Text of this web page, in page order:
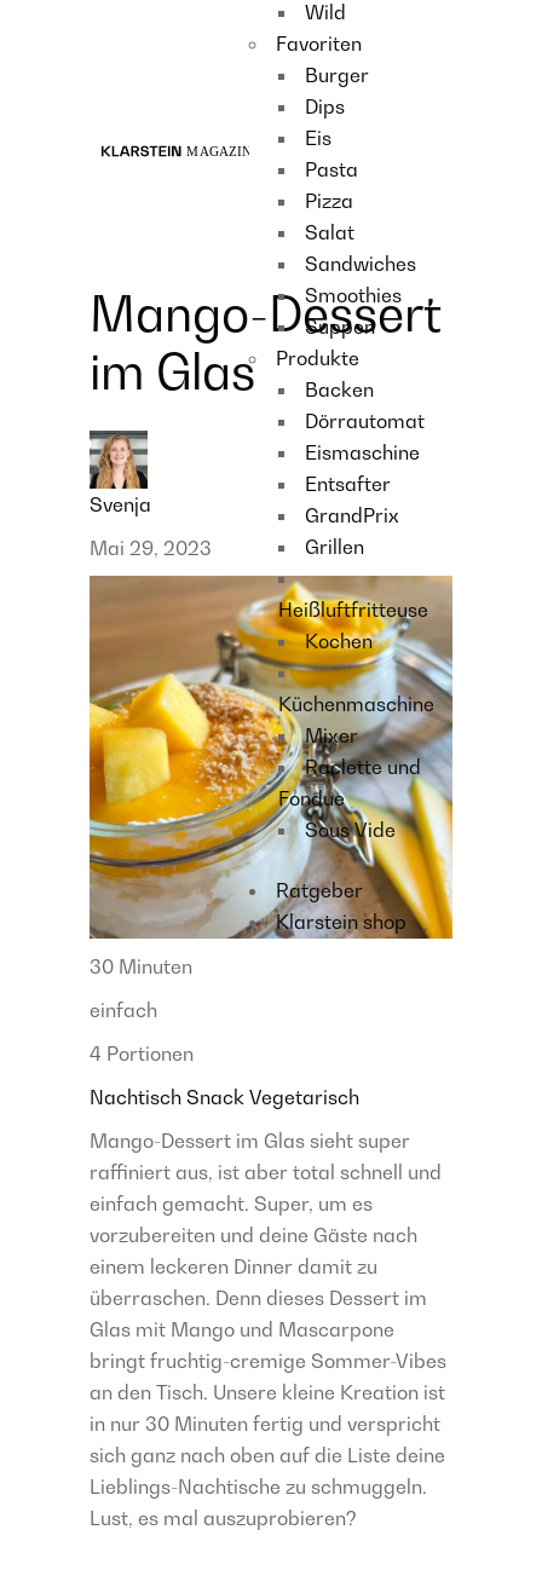
Wild
Favoriten
Burger
Dips
Eis
Pasta
Pizza
Salat
Sandwiches
Smoothies
Suppen
Produkte
Backen
Dörrautomat
Eismaschine
Entsafter
GrandPrix
Grillen
Heißluftfritteuse
Kochen
Küchenmaschine
Mixer
Raclette und
Fondue
Sous Vide
Ratgeber
Klarstein shop
Mango-Dessert
im Glas
Svenja
Mai 29, 2023
30 Minuten
einfach
4 Portionen
Nachtisch Snack Vegetarisch
Mango-Dessert im Glas sieht super
raffiniert aus, ist aber total schnell und
einfach gemacht. Super, um es
vorzubereiten und deine Gäste nach
einem leckeren Dinner damit zu
überraschen. Denn dieses Dessert im
Glas mit Mango und Mascarpone
bringt fruchtig-cremige Sommer-Vibes
an den Tisch. Unsere kleine Kreation ist
in nur 30 Minuten fertig und verspricht
sich ganz nach oben auf die Liste deine
Lieblings-Nachtische zu schmuggeln.
Lust, es mal auszuprobieren?